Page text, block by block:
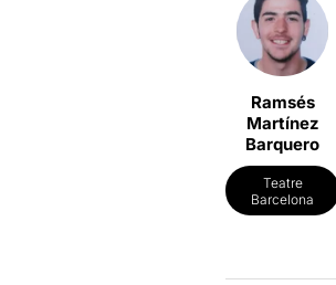
Ramsés
Martínez
Barquero
Teatre
Barcelona